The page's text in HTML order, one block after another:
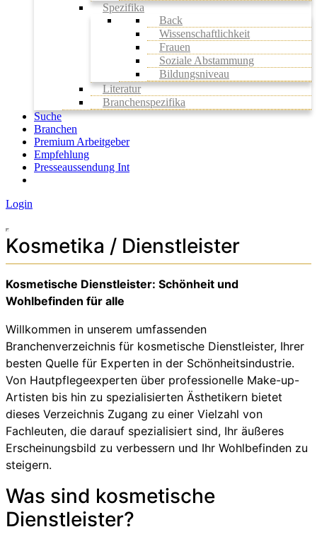
Spezifika
Back
Wissenschaftlichkeit
Frauen
Soziale Abstammung
Bildungsniveau
Literatur
Branchenspezifika
Suche
Branchen
Premium Arbeitgeber
Empfehlung
Presseaussendung Int
Login
Kosmetika / Dienstleister
Kosmetische Dienstleister: Schönheit und
Wohlbefinden für alle
Willkommen in unserem umfassenden
Branchenverzeichnis für kosmetische Dienstleister, Ihrer
besten Quelle für Experten in der Schönheitsindustrie.
Von Hautpflegeexperten über professionelle Make-up-
Artisten bis hin zu spezialisierten Ästhetikern bietet
dieses Verzeichnis Zugang zu einer Vielzahl von
Fachleuten, die darauf spezialisiert sind, Ihr äußeres
Erscheinungsbild zu verbessern und Ihr Wohlbefinden zu
steigern.
Was sind kosmetische
Dienstleister?